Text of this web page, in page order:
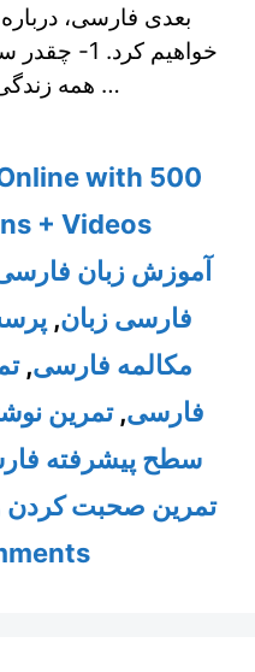
بعدی فارسی،
خواهیم
همه زندگی کنید و از دست …
with 500
+ Videos
آموزش زبان فارسی
فارسی زبان,
مکالمه فارسی,
فارسی,تمرین
سطح پیشرفته
تمرین صحبت کردن